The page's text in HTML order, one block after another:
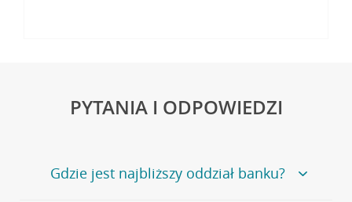
PYTANIA I ODPOWIEDZI
Gdzie jest najbliższy oddział banku?